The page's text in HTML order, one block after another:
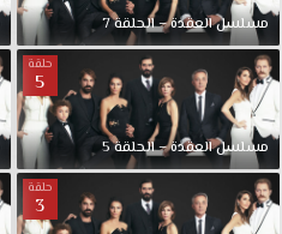
مسلسل العقدة – الحلقة 7
حلقة
5
مسلسل العقدة – الحلقة 5
حلقة
3